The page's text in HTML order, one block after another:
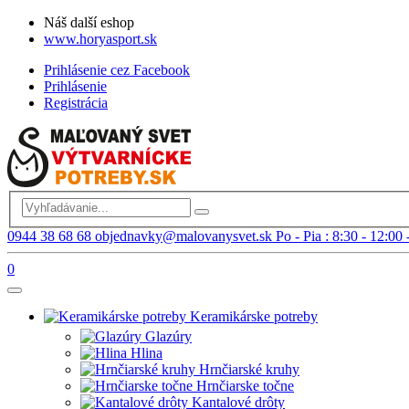
Náš další eshop
www.horyasport.sk
Prihlásenie cez Facebook
Prihlásenie
Registrácia
0944 38 68 68 objednavky@malovanysvet.sk Po - Pia : 8:30 - 12:00
0
Keramikárske potreby
Glazúry
Hlina
Hrnčiarské kruhy
Hrnčiarske točne
Kantalové drôty